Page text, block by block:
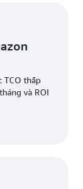
TCO thấp
và ROI